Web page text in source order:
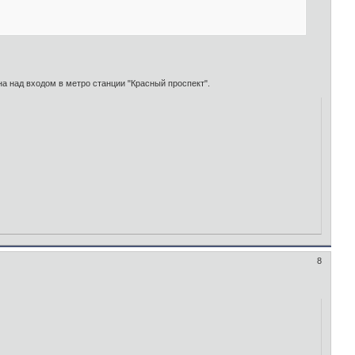
над входом в метро станции "Красный проспект".
8